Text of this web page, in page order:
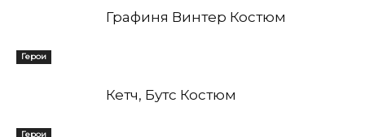
Герои
Графиня Винтер Костюм
Герои
Кетч, Бутс Костюм